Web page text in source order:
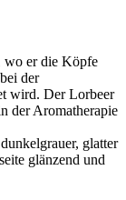
wo er die Köpfe
der
wird. Der Lorbeer
der Aromatherapie
glatter
glänzend und